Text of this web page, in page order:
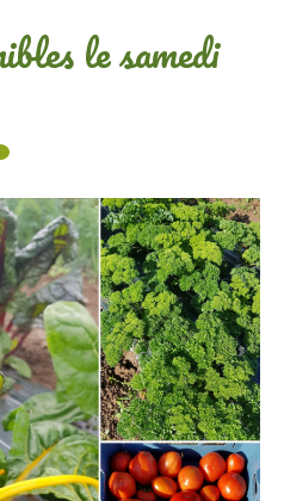
le samedi